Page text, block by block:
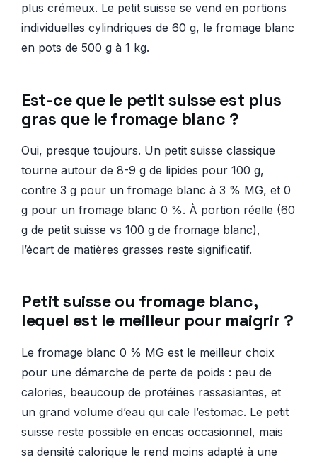
plus crémeux. Le petit suisse se vend en portions
individuelles cylindriques de 60 g, le fromage blanc
en pots de 500 g à 1 kg.
Est-ce que le petit suisse est plus
gras que le fromage blanc ?
Oui, presque toujours. Un petit suisse classique
tourne autour de 8-9 g de lipides pour 100 g,
contre 3 g pour un fromage blanc à 3 % MG, et 0
g pour un fromage blanc 0 %. À portion réelle (60
g de petit suisse vs 100 g de fromage blanc),
l’écart de matières grasses reste significatif.
Petit suisse ou fromage blanc,
lequel est le meilleur pour maigrir ?
Le fromage blanc 0 % MG est le meilleur choix
pour une démarche de perte de poids : peu de
calories, beaucoup de protéines rassasiantes, et
un grand volume d’eau qui cale l’estomac. Le petit
suisse reste possible en encas occasionnel, mais
sa densité calorique le rend moins adapté à une